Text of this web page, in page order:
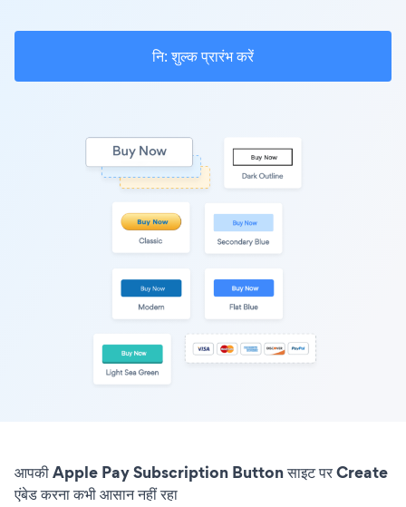
नि: शुल्क प्रारंभ करें
आपकी Apple Pay Subscription Button साइट पर Create
एंबेड करना कभी आसान नहीं रहा